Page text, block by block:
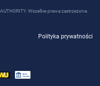
Wszelkie prawa zastrzeżone.
Polityka prywatności